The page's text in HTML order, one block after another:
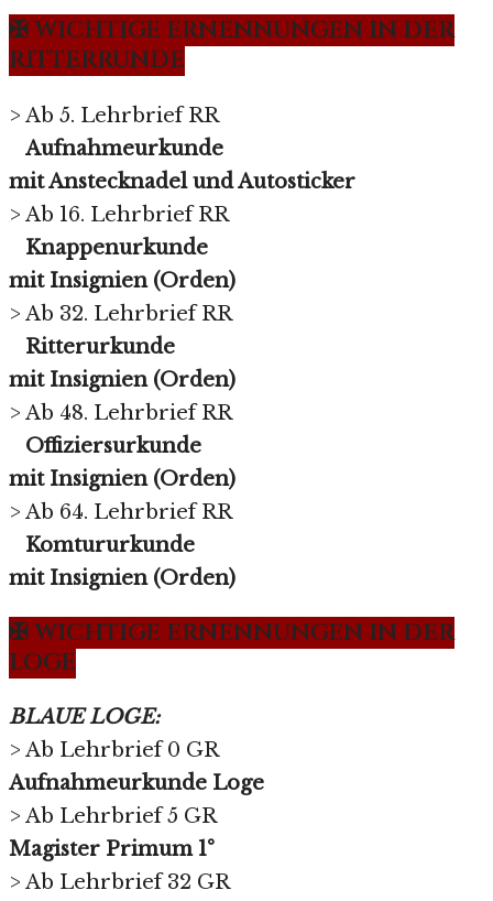
✠ WICHTIGE ERNENNUNGEN IN DER
RITTERRUNDE
> Ab 5. Lehrbrief RR
Aufnahmeurkunde
mit Anstecknadel und Autosticker
> Ab 16. Lehrbrief RR
Knappenurkunde
mit Insignien (Orden)
> Ab 32. Lehrbrief RR
Ritterurkunde
mit Insignien (Orden)
> Ab 48. Lehrbrief RR
Offiziersurkunde
mit Insignien (Orden)
> Ab 64. Lehrbrief RR
Komtururkunde
mit Insignien (Orden)
✠ WICHTIGE ERNENNUNGEN IN DER
LOGE
BLAUE LOGE:
> Ab Lehrbrief 0 GR
Aufnahmeurkunde Loge
> Ab Lehrbrief 5 GR
Magister Primum 1°
> Ab Lehrbrief 32 GR